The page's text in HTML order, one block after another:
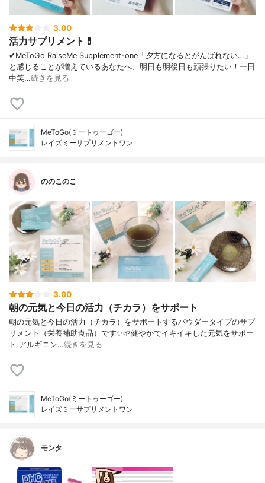
3.00
活力サプリメント💊
✔︎MeToGo RaiseMe Supplement-one「夕方になるとがんばれない…」
と感じることが増えているあなたへ、明日も明後日も頑張りたい！一日
中笑…続きを見る
MeToGo(ミートゥーゴー)
レイズミーサプリメントワン
ののこのこ
3.00
朝の元気と今日の活力（チカラ）をサポート
朝の元気と今日の活力（チカラ）をサポートするパウダータイプのサプ
リメント（栄養補助食品）です✨⁡⁡︎︎︎︎︎︎🌱健やかでイキイキした元気をサポー
ト アルギニン…続きを見る
MeToGo(ミートゥーゴー)
レイズミーサプリメントワン
モンタ